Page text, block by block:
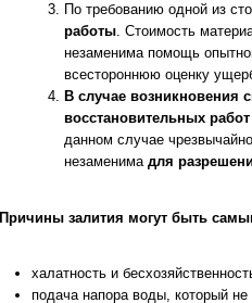
По требованию одной из
работы. Стоимость
незаменима помощь
всестороннюю оценку
В случае возникновения
восстановительных
данном случае
незаменима для
Причины залития могут быть
халатность и
подача напора воды, который не